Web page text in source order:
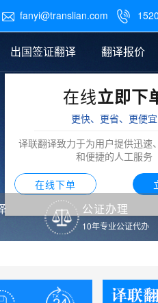
 fanyi@translian.com 
图纸翻译
出国签证翻译 翻译报价
笔译翻译报价
公证样本
在线立即下
更快、更省、更便宜
译联翻译致力于为用户提供迅速
和便捷的人工服务
在线下单
公证办理
10年专业公证代办